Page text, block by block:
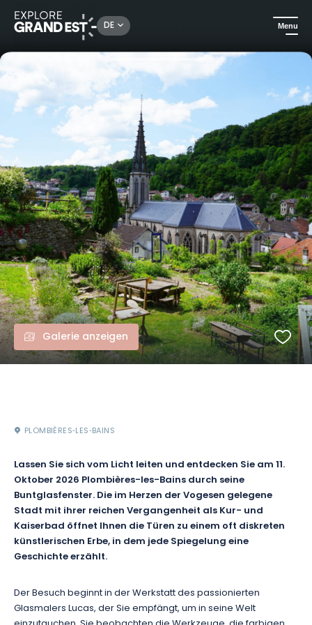
DE Menu
Sehenswertes in der Region Grand Est Dimanche de Caractère® Plombières-les-Bains
Galerie anzeigen
PLOMBIÈRES‑LES‑BAINS
Lassen Sie sich vom Licht leiten und entdecken Sie am 11.
Oktober 2026 Plombières-les-Bains durch seine
Buntglasfenster. Die im Herzen der Vogesen gelegene
Stadt mit ihrer reichen Vergangenheit als Kur- und
Kaiserbad öffnet Ihnen die Türen zu einem oft diskreten
künstlerischen Erbe, in dem jede Spiegelung eine
Geschichte erzählt.
Der Besuch beginnt in der Werkstatt des passionierten
Glasmalers Lucas, der Sie empfängt, um in seine Welt